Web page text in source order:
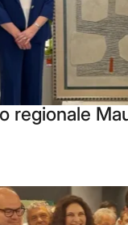
regionale